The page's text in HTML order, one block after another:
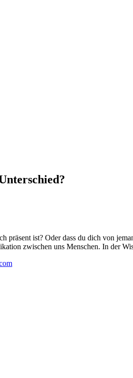
präsent ist? Oder dass du dich von
zwischen uns Menschen. In der